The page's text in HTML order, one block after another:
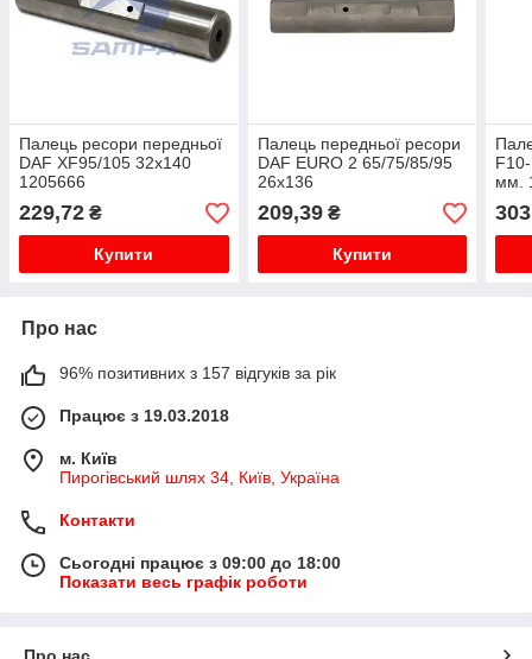
Палець ресори передньої
DAF XF95/105 32x140
1205666
229,72 ₴
Купити
Палець передньої ресори
DAF EURO 2 65/75/85/95
26x136
209,39₴
Купити
мм.
Про нас
96% позитивних з 157 відгуків за рік
Працює з 19.03.2018
м. Київ
Пирогівський шлях 34, Київ, Україна
Контакти
Сьогодні працює з 09:00 до 18:00
Показати весь графік роботи